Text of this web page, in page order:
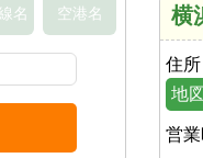
横
住所
地図
営業
名 空港名